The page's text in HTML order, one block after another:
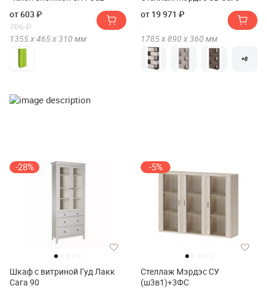
от 603 ₽
706 ₽
1355 х465 х310 мм
от 19 971 ₽
1785 х890 х360 мм
+8
-28%
Шкаф с витриной Гуд Лакк
Сага 90
-5%
Стеллаж Мэрдэс СУ
(ш3в1)+3ФС